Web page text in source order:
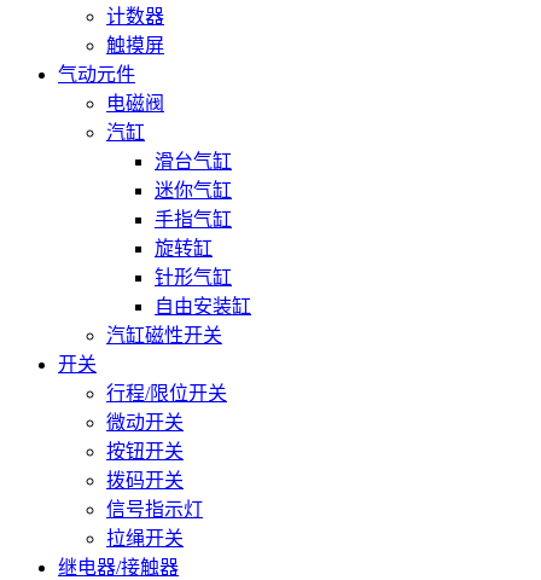
计数器
触摸屏
气动元件
电磁阀
汽缸
滑台气缸
迷你气缸
手指气缸
旋转缸
针形气缸
自由安装缸
汽缸磁性开关
开关
行程/限位开关
微动开关
按钮开关
拨码开关
信号指示灯
拉绳开关
继电器/接触器